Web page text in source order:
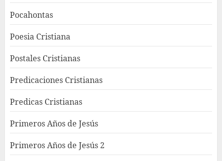
Pocahontas
Poesia Cristiana
Postales Cristianas
Predicaciones Cristianas
Predicas Cristianas
Primeros Años de Jesús
Primeros Años de Jesús 2